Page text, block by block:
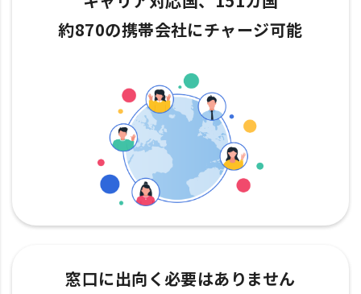
約870の携帯会社にチャージ可能
窓口に出向く必要はありません